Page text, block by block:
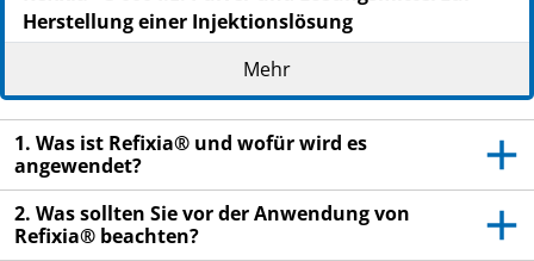
Herstellung einer Injektionslösung
▼Dieses Arzneimittel unterliegt einer zusätzlichen
Überwachung. Dies ermöglicht eine schnelle
Identifizierung neuer Erkenntnisse über die
Sicherheit. Sie können dabei helfen, indem Sie jede
auftretende Nebenwirkung melden. Hinweise zur
Meldung von Nebenwirkungen, siehe Ende Abschnitt
Mehr
1. Was ist Refixia® und wofür wird es
angewendet?
2. Was sollten Sie vor der Anwendung von
Refixia® beachten?